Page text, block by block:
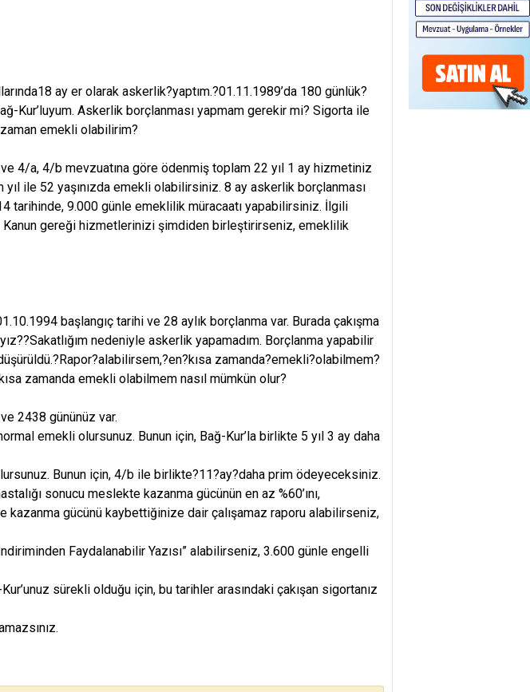
ay er olarak askerlik?yaptım.?01.11.1989’da 180 günlük?
Kur’luyum. Askerlik borçlanması yapmam gerekir mi? Sigorta ile
emekli olabilirim?
4/a, 4/b mevzuatına göre ödenmiş toplam 22 yıl 1 ay hizmetiniz
ile 52 yaşınızda emekli olabilirsiniz. 8 ay askerlik borçlanması
tarihinde, 9.000 günle emeklilik müracaatı yapabilirsiniz. İlgili
Kanun gereği hizmetlerinizi şimdiden birleştirirseniz, emeklilik
başlangıç tarihi ve 28 aylık borçlanma var. Burada çakışma
nedeniyle askerlik yapamadım. Borçlanma yapabilir
zamanda?emekli?olabilmem?
zamanda emekli olabilmem nasıl mümkün olur?
2438 gününüz var.
emekli olursunuz. Bunun için, Bağ-Kur’la birlikte 5 yıl 3 ay daha
Bunun için, 4/b ile birlikte?11?ay?daha prim ödeyeceksiniz.
sonucu meslekte kazanma gücünün en az %60’ını,
gücünü kaybettiğinize dair çalışamaz raporu alabilirseniz,
Faydalanabilir Yazısı” alabilirseniz, 3.600 günle engelli
sürekli olduğu için, bu tarihler arasındaki çakışan sigortanız